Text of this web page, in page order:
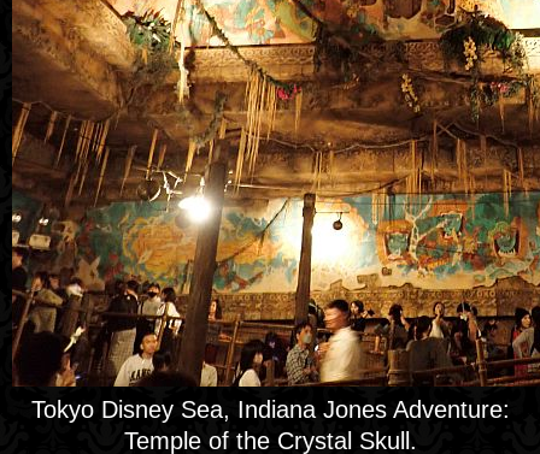
Tokyo Disney Sea, Indiana Jones Adventure:
Temple of the Crystal Skull.